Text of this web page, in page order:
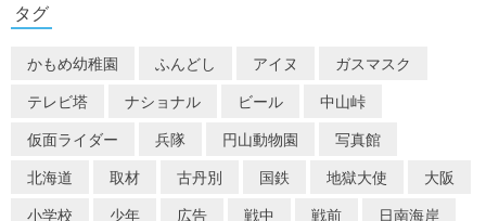
タグ
かもめ幼稚園 ふんどし アイヌ
ガスマスク
テレビ塔
ナショナル ビール
中山峠
仮面ライダー
兵隊 円山動物園
写真館
北海道
取材 古丹別 国鉄 地獄大使
大阪
小学校
少年 広告 戦中 戦前
日南海岸